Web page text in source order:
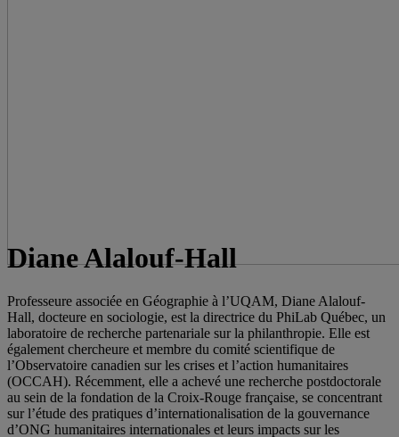
Diane Alalouf-Hall
Professeure associée en Géographie à l’UQAM, Diane Alalouf-
Hall, docteure en sociologie, est la directrice du PhiLab Québec, un
laboratoire de recherche partenariale sur la philanthropie. Elle est
également chercheure et membre du comité scientifique de
l’Observatoire canadien sur les crises et l’action humanitaires
(OCCAH). Récemment, elle a achevé une recherche postdoctorale
au sein de la fondation de la Croix-Rouge française, se concentrant
sur l’étude des pratiques d’internationalisation de la gouvernance
d’ONG humanitaires internationales et leurs impacts sur les